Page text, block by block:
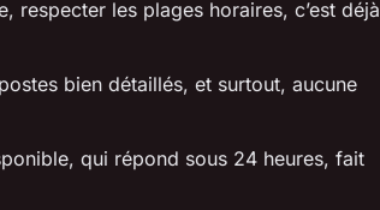
respecter les plages horaires, c’est déjà
bien détaillés, et surtout, aucune
qui répond sous 24 heures, fait